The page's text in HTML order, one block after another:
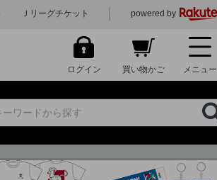
Ｊリーグチケット powered by
ログイン 買い物かご メニュー